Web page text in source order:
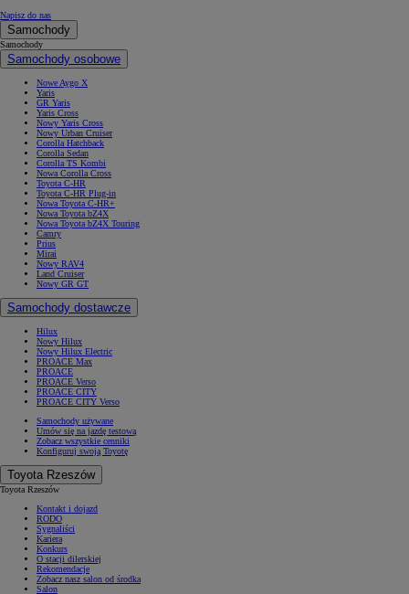
Napisz do nas
Samochody
Samochody
Samochody osobowe
Nowe Aygo X
Yaris
GR Yaris
Yaris Cross
Nowy Yaris Cross
Nowy Urban Cruiser
Corolla Hatchback
Corolla Sedan
Corolla TS Kombi
Nowa Corolla Cross
Toyota C-HR
Toyota C-HR Plug-in
Nowa Toyota C-HR+
Nowa Toyota bZ4X
Nowa Toyota bZ4X Touring
Camry
Prius
Mirai
Nowy RAV4
Land Cruiser
Nowy GR GT
Samochody dostawcze
Hilux
Nowy Hilux
Nowy Hilux Electric
PROACE Max
PROACE
PROACE Verso
PROACE CITY
PROACE CITY Verso
Samochody używane
Umów się na jazdę testową
Zobacz wszystkie cenniki
Konfiguruj swoją Toyotę
Toyota Rzeszów
Toyota Rzeszów
Kontakt i dojazd
RODO
Sygnaliści
Kariera
Konkurs
O stacji dilerskiej
Rekomendacje
Zobacz nasz salon od środka
Salon